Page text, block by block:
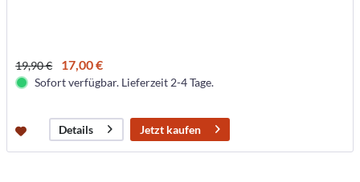
19,90 € 17,00 €
Sofort verfügbar. Lieferzeit 2-4 Tage.
Details Jetzt kaufen